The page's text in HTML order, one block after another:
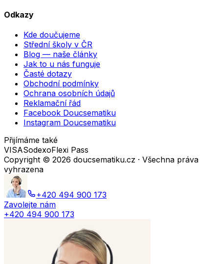
Odkazy
Kde doučujeme
Střední školy v ČR
Blog — naše články
Jak to u nás funguje
Časté dotazy
Obchodní podmínky
Ochrana osobních údajů
Reklamační řád
Facebook Doucsematiku
Instagram Doucsematiku
Přijímáme také
VISASodexoFlexi Pass
Copyright © 2026 doucsematiku.cz · Všechna práva
vyhrazena
+420 494 900 173
Zavolejte nám
+420 494 900 173